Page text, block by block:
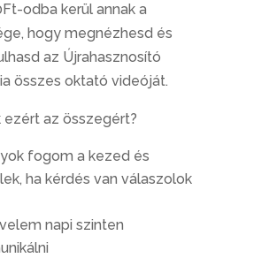
odba kerül annak a
hogy megnézhesd és
az Újrahasznosító
összes oktató videóját.
ezért az összegért?
fogom a kezed és
ha kérdés van válaszolok
napi szinten